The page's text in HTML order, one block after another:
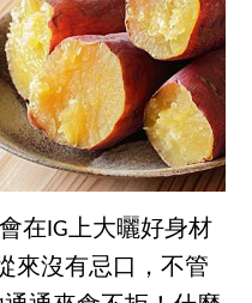
在IG上大曬好身材
來沒有忌口，不管